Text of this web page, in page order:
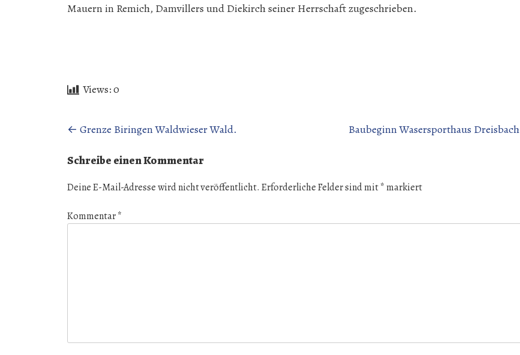
Mauern in Remich, Damvillers und Diekirch seiner Herrschaft zugeschrieben.
Views:0
Beitragsnavigation
← Grenze Biringen Waldwieser Wald. Baubeginn Wasersporthaus Dreisbach
Schreibe einen Kommentar
Deine E-Mail-Adresse wird nicht veröffentlicht. Erforderliche Felder sind mit* markiert
Kommentar*